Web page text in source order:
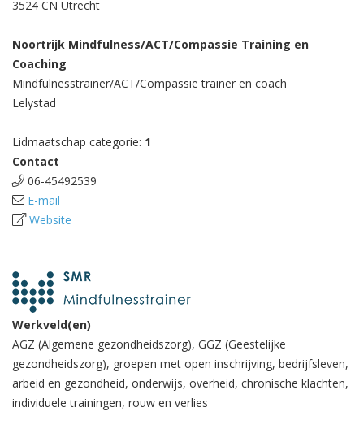
3524 CN Utrecht
Noortrijk Mindfulness/ACT/Compassie Training en
Coaching
Mindfulnesstrainer/ACT/Compassie trainer en coach
Lelystad
Lidmaatschap categorie: 1
Contact
06-45492539
E-mail
Website
Werkveld(en)
AGZ (Algemene gezondheidszorg), GGZ (Geestelijke
gezondheidszorg), groepen met open inschrijving, bedrijfsleven,
arbeid en gezondheid, onderwijs, overheid, chronische klachten,
individuele trainingen, rouw en verlies